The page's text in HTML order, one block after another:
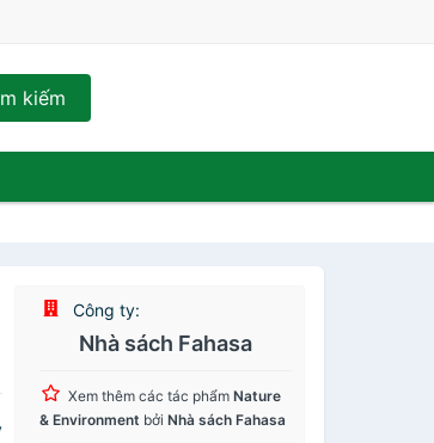
kiếm
Công ty:
Nhà sách Fahasa
Xem thêm các tác phẩmNature
& Environment bởiNhà sách Fahasa